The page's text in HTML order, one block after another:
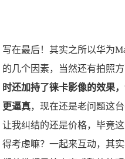
写在最后！其实之所以华为
的几个因素，当然还有拍照方
时还加持了徕卡影像的效果
更逼真，现在还是老问题这
让我纠结的还是价格，毕竟
得考虑嘛？一起来互动，其